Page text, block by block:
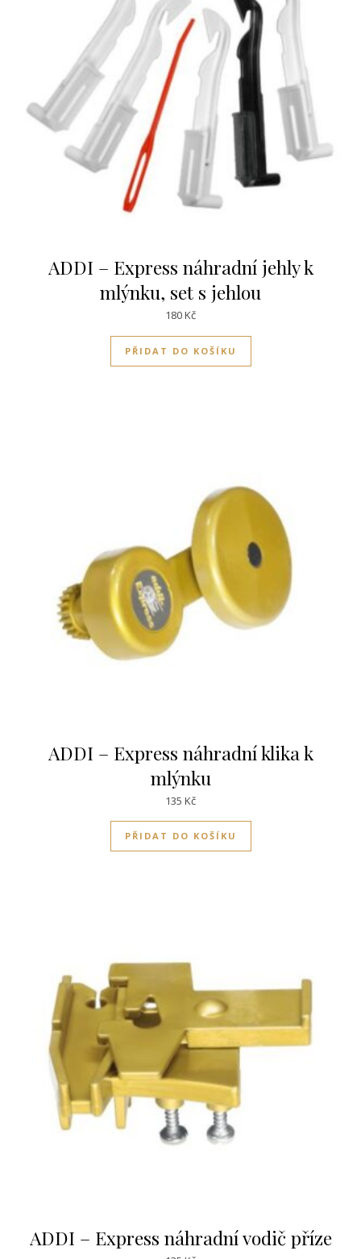
ADDI – Express náhradní jehly k
mlýnku, set s jehlou
180Kč
PŘIDAT DO KOŠÍKU
ADDI – Express náhradní klika k
mlýnku
135 Kč
PŘIDAT DO KOŠÍKU
ADDI – Express náhradní vodič příze